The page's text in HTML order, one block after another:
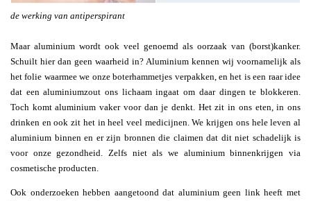
de werking van antiperspirant
Maar aluminium wordt ook veel genoemd als oorzaak van (borst)kanker.
Schuilt hier dan geen waarheid in? Aluminium kennen wij voornamelijk als
het folie waarmee we onze boterhammetjes verpakken, en het is een raar idee
dat een aluminiumzout ons lichaam ingaat om daar dingen te blokkeren.
Toch komt aluminium vaker voor dan je denkt. Het zit in ons eten, in ons
drinken en ook zit het in heel veel medicijnen. We krijgen ons hele leven al
aluminium binnen en er zijn bronnen die claimen dat dit niet schadelijk is
voor onze gezondheid. Zelfs niet als we aluminium binnenkrijgen via
cosmetische producten.
Ook onderzoeken hebben aangetoond dat aluminium geen link heeft met